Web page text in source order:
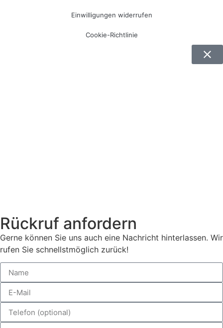
Einwilligungen widerrufen
Cookie-Richtlinie
Rückruf anfordern
Gerne können Sie uns auch eine Nachricht hinterlassen. Wir
rufen Sie schnellstmöglich zurück!